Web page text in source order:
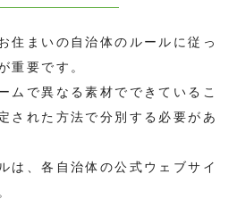
住まいの自治体のルールに従っ
重要です。
ムで異なる素材でできているこ
された方法で分別する必要があ
は、各自治体の公式ウェブサイ